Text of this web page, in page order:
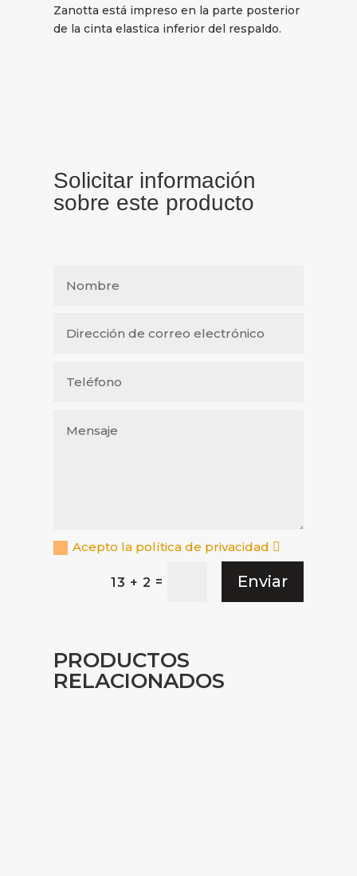
Zanotta está impreso en la parte posterior
de la cinta elastica inferior del respaldo.
Solicitar información
sobre este producto
Acepto la política de privacidad
13 + 2 = Enviar
PRODUCTOS
RELACIONADOS